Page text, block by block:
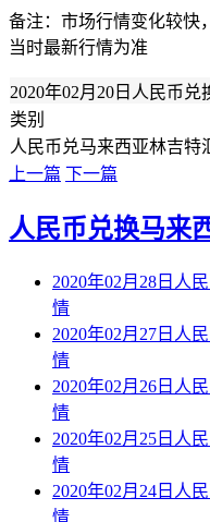
备注：市场行情变化较快
当时最新行情为准
2020年02月20日人民币
类别
人民币兑马来西亚林吉特
上一篇 下一篇
人民币兑换马来
2020年02月28日人
情
2020年02月27日人
情
2020年02月26日人
情
2020年02月25日人
情
2020年02月24日人
情